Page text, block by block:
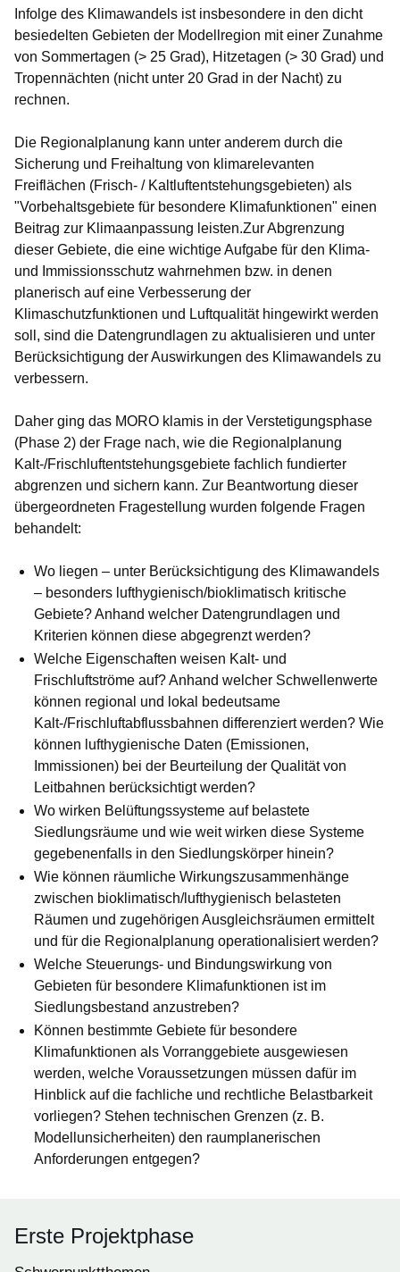
Infolge des Klimawandels ist insbesondere in den dicht
besiedelten Gebieten der Modellregion mit einer Zunahme
von Sommertagen (> 25 Grad), Hitzetagen (> 30 Grad) und
Tropennächten (nicht unter 20 Grad in der Nacht) zu
rechnen.
Die Regionalplanung kann unter anderem durch die
Sicherung und Freihaltung von klimarelevanten
Freiflächen (Frisch- / Kaltluftentstehungsgebieten) als
"Vorbehaltsgebiete für besondere Klimafunktionen" einen
Beitrag zur Klimaanpassung leisten.Zur Abgrenzung
dieser Gebiete, die eine wichtige Aufgabe für den Klima-
und Immissionsschutz wahrnehmen bzw. in denen
planerisch auf eine Verbesserung der
Klimaschutzfunktionen und Luftqualität hingewirkt werden
soll, sind die Datengrundlagen zu aktualisieren und unter
Berücksichtigung der Auswirkungen des Klimawandels zu
verbessern.
Daher ging das MORO klamis in der Verstetigungsphase
(Phase 2) der Frage nach, wie die Regionalplanung
Kalt-/Frischluftentstehungsgebiete fachlich fundierter
abgrenzen und sichern kann. Zur Beantwortung dieser
übergeordneten Fragestellung wurden folgende Fragen
behandelt:
Wo liegen – unter Berücksichtigung des Klimawandels
– besonders lufthygienisch/bioklimatisch kritische
Gebiete? Anhand welcher Datengrundlagen und
Kriterien können diese abgegrenzt werden?
Welche Eigenschaften weisen Kalt- und
Frischluftströme auf? Anhand welcher Schwellenwerte
können regional und lokal bedeutsame
Kalt-/Frischluftabflussbahnen differenziert werden? Wie
können lufthygienische Daten (Emissionen,
Immissionen) bei der Beurteilung der Qualität von
Leitbahnen berücksichtigt werden?
Wo wirken Belüftungssysteme auf belastete
Siedlungsräume und wie weit wirken diese Systeme
gegebenenfalls in den Siedlungskörper hinein?
Wie können räumliche Wirkungszusammenhänge
zwischen bioklimatisch/lufthygienisch belasteten
Räumen und zugehörigen Ausgleichsräumen ermittelt
und für die Regionalplanung operationalisiert werden?
Welche Steuerungs- und Bindungswirkung von
Gebieten für besondere Klimafunktionen ist im
Siedlungsbestand anzustreben?
Können bestimmte Gebiete für besondere
Klimafunktionen als Vorranggebiete ausgewiesen
werden, welche Voraussetzungen müssen dafür im
Hinblick auf die fachliche und rechtliche Belastbarkeit
vorliegen? Stehen technischen Grenzen (z. B.
Modellunsicherheiten) den raumplanerischen
Anforderungen entgegen?
Erste Projektphase